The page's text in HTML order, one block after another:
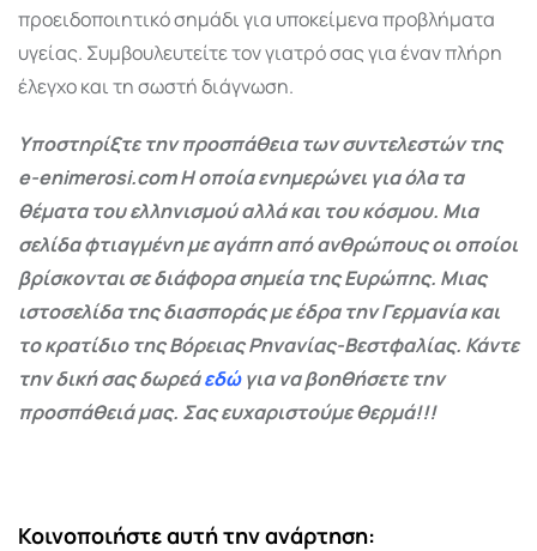
προειδοποιητικό σημάδι για υποκείμενα προβλήματα
υγείας. Συμβουλευτείτε τον γιατρό σας για έναν πλήρη
έλεγχο και τη σωστή διάγνωση.
Υποστηρίξτε την προσπάθεια των συντελεστών της
e-enimerosi.com Η οποία ενημερώνει για όλα τα
θέματα του ελληνισμού αλλά και του κόσμου. Μια
σελίδα φτιαγμένη με αγάπη από ανθρώπους οι οποίοι
βρίσκονται σε διάφορα σημεία της Ευρώπης. Μιας
ιστοσελίδα της διασποράς με έδρα την Γερμανία και
το κρατίδιο της Βόρειας Ρηνανίας-Βεστφαλίας. Κάντε
την δική σας δωρεάεδώγια να βοηθήσετε την
προσπάθειά μας. Σας ευχαριστούμε θερμά!!!
Κοινοποιήστε αυτή την ανάρτηση: